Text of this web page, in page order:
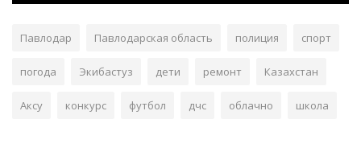
Павлодар Павлодарская область полиция спорт
погода Экибастуз дети ремонт Казахстан
Аксу конкурс футбол дчс облачно школа